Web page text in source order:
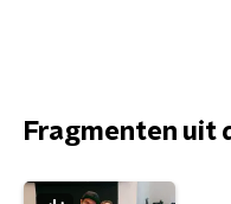
Fragmenten uit